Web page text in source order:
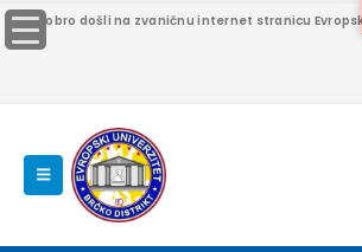
Dobro došli na zvaničnu internet stranicu